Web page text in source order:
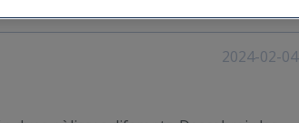
2024-02-04